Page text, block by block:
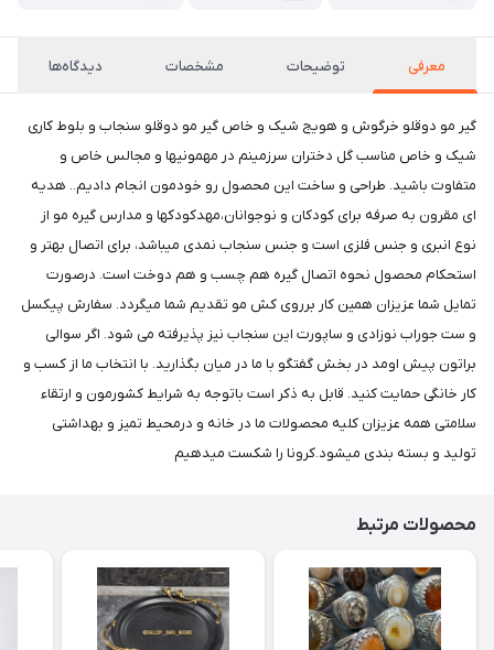
معرفی توضیحات مشخصات دیدگاه‌ها
گیر مو دوقلو خرگوش و هویج شیک و خاص گیر مو دوقلو سنجاب و بلوط کاری
شیک و خاص مناسب گل دختران سرزمینم در مهمونیها و مجالس خاص و
متفاوت باشید. طراحی و ساخت این محصول رو خودمون انجام دادیم.. هدیه
ای مقرون به صرفه برای کودکان و نوجوانان،مهدکودکها و مدارس گیره مو از
نوع انبری و جنس فلزی است و جنس سنجاب نمدی میباشد، برای اتصال بهتر و
استحکام محصول نحوه اتصال گیره هم چسب و هم دوخت است. درصورت
تمایل شما عزیزان همین کار برروی کش مو تقدیم شما میگردد. سفارش پیکسل
و ست جوراب نوزادی و ساپورت این سنجاب نیز پذیرفته می شود. اگر سوالی
براتون پیش اومد در بخش گفتگو با ما در میان بگذارید. با انتخاب ما از کسب و
کار خانگی حمایت کنید. قابل به ذکر است باتوجه به شرایط کشورمون و ارتقاء
سلامتی همه عزیزان کلیه محصولات ما در خانه و درمحیط تمیز و بهداشتی
تولید و بسته بندی میشود.کرونا را شکست میدهیم
محصولات مرتبط